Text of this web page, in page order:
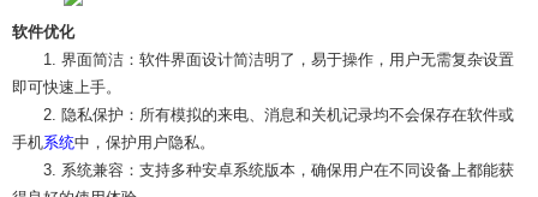
软件优化
1. 界面简洁：软件界面设计简洁明了，易于操作，用户无需复杂设置
即可快速上手。
2. 隐私保护：所有模拟的来电、消息和关机记录均不会保存在软件或
手机系统中，保护用户隐私。
3. 系统兼容：支持多种安卓系统版本，确保用户在不同设备上都能获